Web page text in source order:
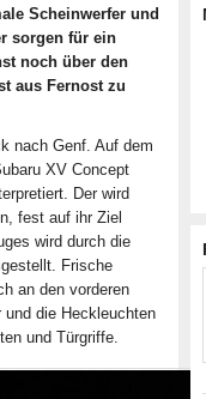
Scheinwerfer und
sorgen für ein
noch über den
aus Fernost zu
nach Genf. Auf dem
XV Concept
Der wird
fest auf ihr Ziel
wird durch die
Frische
an den vorderen
die Heckleuchten
und Türgriffe.